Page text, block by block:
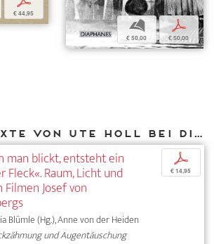
€ 44,95
b
€ 50,00
p
€ 50,00
Weitere Texte von Ute Holl bei DIAPHANES
man blickt, entsteht ein
Fleck«. Raum, Licht und
Filmen Josef von
Blümle (Hg.), Anne von der Heiden
und Augentäuschung
p
€ 14,95